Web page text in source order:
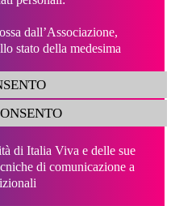
dall’Associazione,
stato della medesima
di Italia Viva e delle sue
di comunicazione a